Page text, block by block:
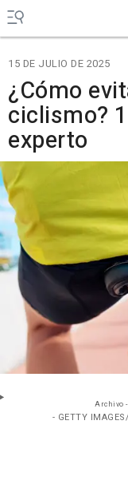
15 DE JULIO DE 2025
¿Cómo
ciclismo?
experto
Archivo
- GETTY